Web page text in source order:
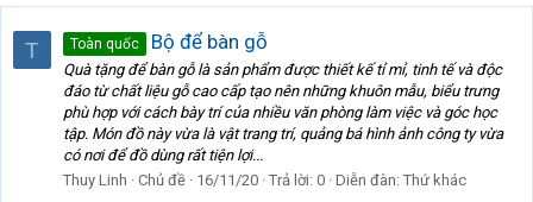
T Toàn quốc Bộ để bàn gỗ
Quà tặng để bàn gỗ là sản phẩm được thiết kế tỉ mỉ, tinh tế và độc
đáo từ chất liệu gỗ cao cấp tạo nên những khuôn mẫu, biểu trưng
phù hợp với cách bày trí của nhiều văn phòng làm việc và góc học
tập. Món đồ này vừa là vật trang trí, quảng bá hình ảnh công ty vừa
có nơi để đồ dùng rất tiện lợi...
Thuy Linh
Chủ đề 16/11/20 Trả lời: 0 Diễn đàn: Thứ khác